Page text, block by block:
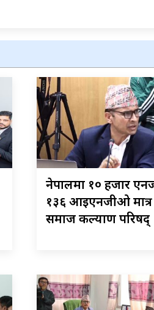
नेपालमा १० हजार
१३६ आइएनजीओ मात्र
समाज कल्याण परिषद्